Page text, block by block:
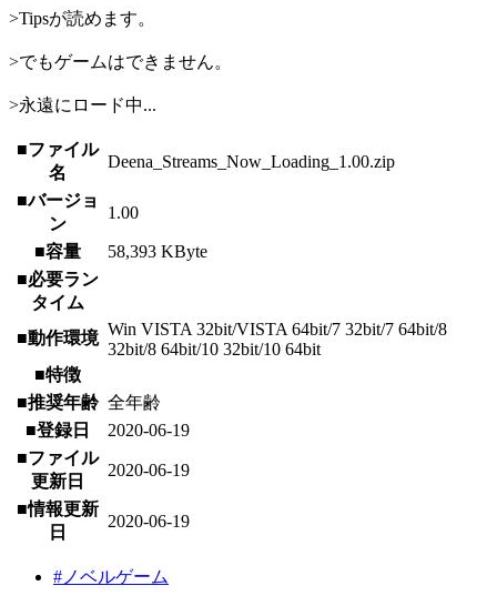
>Tipsが読めます。
>でもゲームはできません。
>永遠にロード中...
■ファイル
名
Deena_Streams_Now_Loading_1.00.zip
■バージョ
ン
1.00
■容量
58,393 KByte
■必要ラン
タイム
■動作環境 Win VISTA 32bit/VISTA 64bit/7 32bit/7 64bit/8
32bit/8 64bit/10 32bit/10 64bit
■特徴
■推奨年齢 全年齢
■登録日
2020-06-19
■ファイル
更新日
2020-06-19
■情報更新
日
2020-06-19
#ノベルゲーム